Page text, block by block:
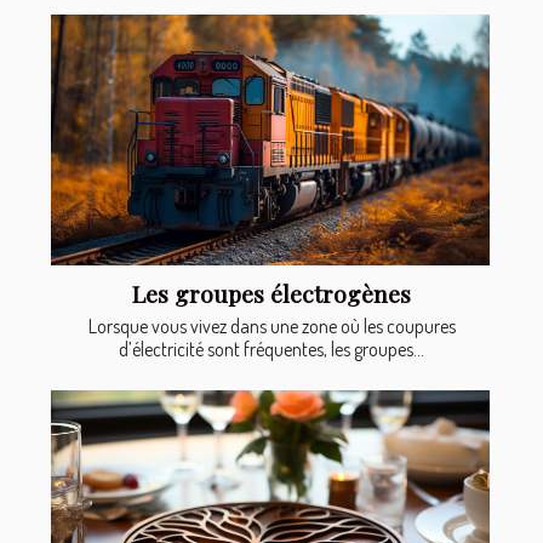
Les groupes électrogènes
Lorsque vous vivez dans une zone où les coupures
d’électricité sont fréquentes, les groupes...